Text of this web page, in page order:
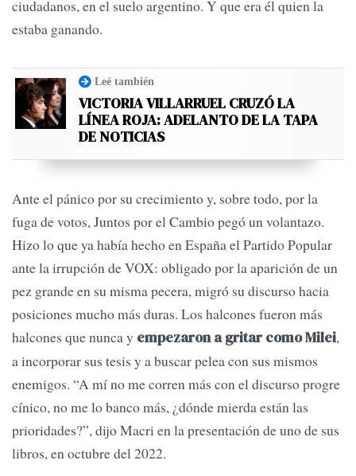
ciudadanos, en el suelo argentino. Y que era él quien la
estaba ganando.
Leé también
VICTORIA VILLARRUEL CRUZÓ LA
LÍNEA ROJA: ADELANTO DE LA TAPA
DE NOTICIAS
Ante el pánico por su crecimiento y, sobre todo, por la
fuga de votos, Juntos por el Cambio pegó un volantazo.
Hizo lo que ya había hecho en España el Partido Popular
ante la irrupción de VOX: obligado por la aparición de un
pez grande en su misma pecera, migró su discurso hacia
posiciones mucho más duras. Los halcones fueron más
halcones que nunca y empezaron a gritar como Milei,
a incorporar sus tesis y a buscar pelea con sus mismos
enemigos. “A mí no me corren más con el discurso progre
cínico, no me lo banco más, ¿dónde mierda están las
prioridades?”, dijo Macri en la presentación de uno de sus
libros, en octubre del 2022.